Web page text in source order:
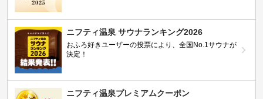
ニフティ温泉 サウナランキング2026
おふろ好きユーザーの投票により、全国No.1サウナが
決定！
ニフティ温泉プレミアムクーポン